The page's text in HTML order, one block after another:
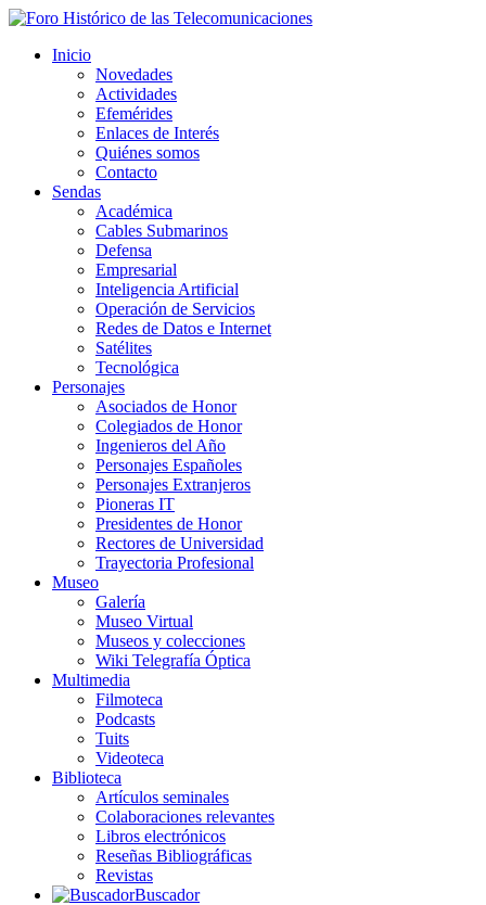
Inicio
Novedades
Actividades
Efemérides
Enlaces de Interés
Quiénes somos
Contacto
Sendas
Académica
Cables Submarinos
Defensa
Empresarial
Inteligencia Artificial
Operación de Servicios
Redes de Datos e Internet
Satélites
Tecnológica
Personajes
Asociados de Honor
Colegiados de Honor
Ingenieros del Año
Personajes Españoles
Personajes Extranjeros
Pioneras IT
Presidentes de Honor
Rectores de Universidad
Trayectoria Profesional
Museo
Galería
Museo Virtual
Museos y colecciones
Wiki Telegrafía Óptica
Multimedia
Filmoteca
Podcasts
Tuits
Videoteca
Biblioteca
Artículos seminales
Colaboraciones relevantes
Libros electrónicos
Reseñas Bibliográficas
Revistas
Buscador